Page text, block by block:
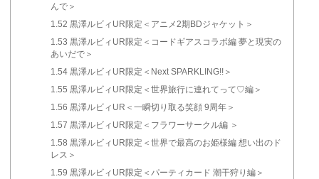
んで＞
1.52 黒澤ルビィUR限定＜アニメ2期BDジャケット＞
1.53 黒澤ルビィUR限定＜コードギアスコラボ編 夢と現実の
あいだで＞
1.54黒澤ルビィUR限定＜Next SPARKLING!!＞
1.55 黒澤ルビィUR限定＜世界旅行に連れてって♡編＞
1.56 黒澤ルビィUR＜一瞬切り取る笑顔 9周年＞
1.57 黒澤ルビィUR限定＜フラワーサークル編 ＞
1.58 黒澤ルビィUR限定＜世界で最高のお姫様編 想い出のド
レス＞
1.59 黒澤ルビィUR限定＜パーティカード 潮干狩り編＞